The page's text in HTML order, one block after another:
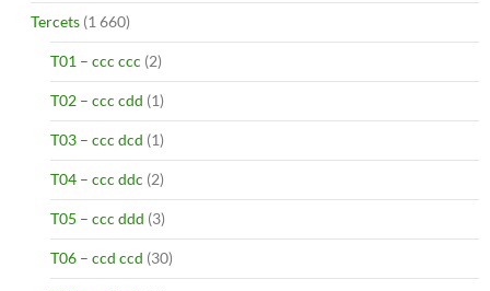
Tercets (1 660)
T01 – ccc ccc (2)
T02 – ccc cdd (1)
T03 – ccc dcd (1)
T04 – ccc ddc (2)
T05 – ccc ddd (3)
T06 – ccd ccd (30)